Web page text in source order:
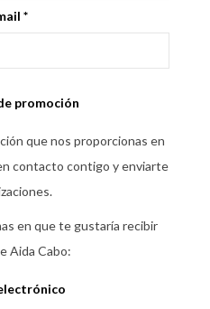
*
promoción
que nos proporcionas en
contacto contigo y enviarte
en que te gustaría recibir
Aida Cabo: